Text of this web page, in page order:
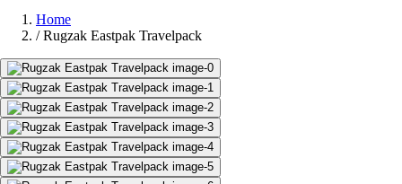
Home
/ Rugzak Eastpak Travelpack